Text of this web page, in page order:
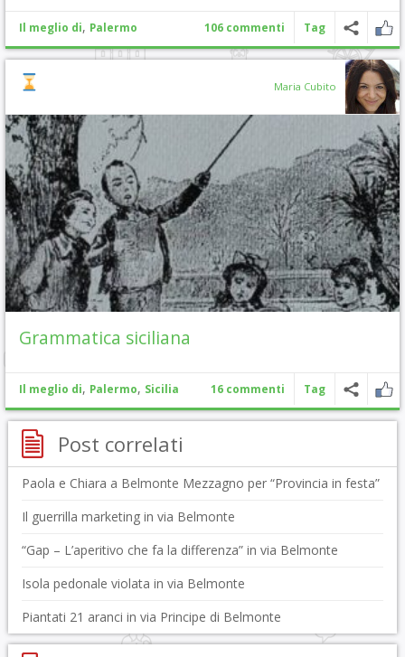
Il meglio di, Palermo 106 commenti Tag
Maria Cubito
Grammatica siciliana
Il meglio di, Palermo, Sicilia 16 commenti Tag
Post correlati
Paola e Chiara a Belmonte Mezzagno per “Provincia in festa”
Il guerrilla marketing in via Belmonte
“Gap – L’aperitivo che fa la differenza” in via Belmonte
Isola pedonale violata in via Belmonte
Piantati 21 aranci in via Principe di Belmonte